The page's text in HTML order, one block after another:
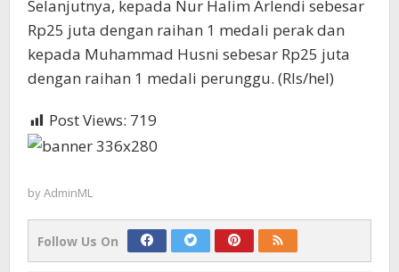
Selanjutnya, kepada Nur Halim Arlendi sebesar
Rp25 juta dengan raihan 1 medali perak dan
kepada Muhammad Husni sebesar Rp25 juta
dengan raihan 1 medali perunggu. (Rls/hel)
Post Views: 719
byAdminML
Follow Us On